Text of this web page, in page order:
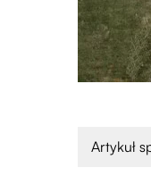
Artykuł